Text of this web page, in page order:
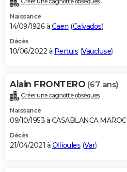
Dictionnaire
Biographies
Citations
Expressions
Proverbes
PROGRAMME TV
S'inscrire
Se connecter
Lycées
Collèges
Primaires
Universités
Entreprises
Service militaire
Avis de recherche
AVIS DE DÉCÈS
Bricolage
Lifestyle
Culture
Sport
Auto
Television
Voyage
Cinema
Naissance
14/09/1926 à Caen (Calvados)
Décès
10/06/2022 à Pertuis (Vaucluse)
Alain FRONTERO (67 ans)
Créer une cagnotte obsèques
Naissance
09/10/1953 à CASABLANCA MAROC
Décès
21/04/2021 à Ollioules (Var)